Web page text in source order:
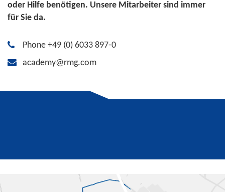
oder Hilfe benötigen. Unsere Mitarbeiter sind immer
für Sie da.
Phone +49 (0) 6033 897-0
academy@rmg.com